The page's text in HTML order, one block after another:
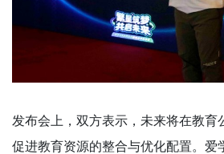
发布会上，双方表示，未来将在教育
促进教育资源的整合与优化配置。爱